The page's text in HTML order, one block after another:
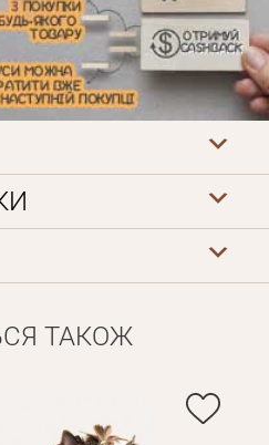
ТАКОЖ